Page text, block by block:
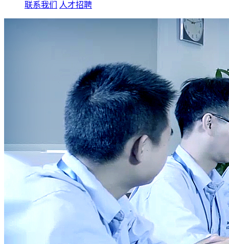
联系我们
人才招聘